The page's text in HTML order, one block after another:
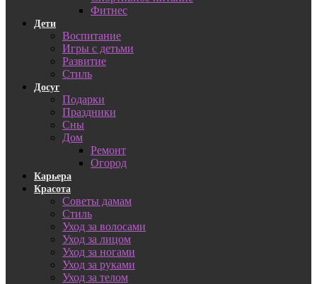
Фитнес
Дети
Воспитание
Игры с детьми
Развитие
Стиль
Досуг
Подарки
Праздники
Сны
Дом
Ремонт
Огород
Карьера
Красота
Советы дамам
Стиль
Уход за волосами
Уход за лицом
Уход за ногами
Уход за руками
Уход за телом